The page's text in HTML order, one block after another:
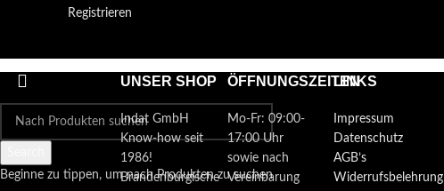
Registrieren
UNSER SHOP
Indat GmbH
Know-how seit
1986!
Brandenburgische
ÖFFNUNGSZEITEN
Mo-Fr: 09:00-
17:00 Uhr
sowie nach
Vereinbarung
LINKS
Impressum
Datenschutz
AGB’s
Widerrufsbelehrung
Beginne zu tippen, um nach Produkten zu suchen
Merkzettel
Warenkorb
Mein Konto